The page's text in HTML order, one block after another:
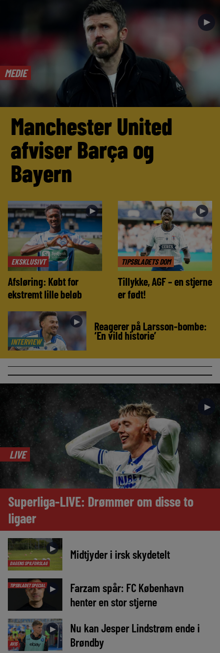
MEDIE
►
Manchester United
afviser Barça og
Bayern
EKSKLUSIVT
►
Afsløring: Købt for
ekstremt lille beløb
TIPSBLADETS DOM
►
Tillykke, AGF – en stjerne
er født!
INTERVIEW
► Reagerer på Larsson-bombe:
‘En vild historie’
►
LIVE
Superliga-LIVE: Drømmer om disse to
ligaer
DAGENS SPILFORSLAG
► Midtjyder i irsk skydetelt
TIPSBLADET SPECIAL ►
Farzam spår: FC København
henter en stor stjerne
AVIS
►
Nu kan Jesper Lindstrøm ende i
Brøndby